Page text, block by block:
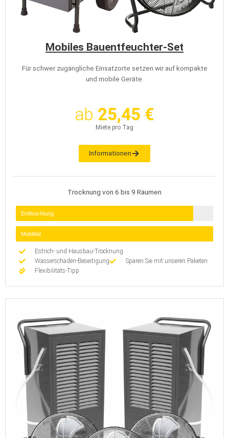
Mobiles Bauentfeuchter-Set
Für schwer zugängliche Einsatzorte setzen wir auf kompakte
und mobile Geräte.
ab 25,45 €
Miete pro Tag
Informationen
Trocknung von 6 bis 9 Räumen
Entfeuchtung
Mobilität
Estrich- und Hausbau-Trocknung
Wasserschaden-Beseitigung
Sparen Sie mit unseren Paketen
Flexibilitäts-Tipp